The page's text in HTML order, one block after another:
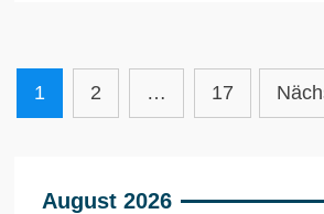
der
1 2 … 17
August 2026